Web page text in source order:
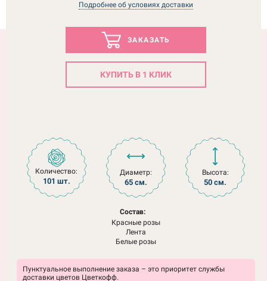
Подробнее об условиях доставки
ЗАКАЗАТЬ
КУПИТЬ В 1 КЛИК
Количество:
101 шт.
Диаметр:
65 см.
Высота:
50 см.
Состав:
Красные розы
Лента
Белые розы
Пунктуальное выполнение заказа – это приоритет службы
доставки цветов Цветкофф.